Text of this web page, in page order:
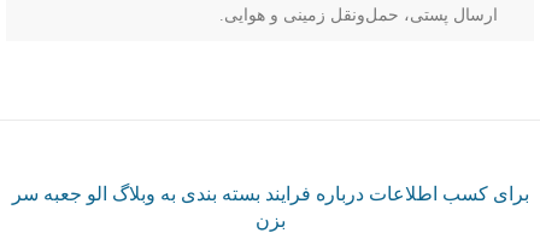
ارسال پستی، حمل‌ونقل زمینی و هوایی.
برای کسب اطلاعات درباره فرایند بسته بندی به وبلاگ الو جعبه سر
بزن